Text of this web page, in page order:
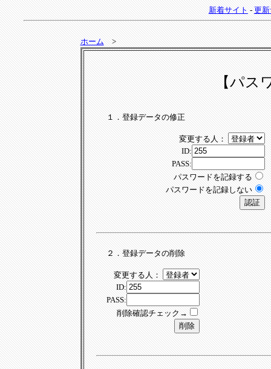
新着サイト-更
ホーム>
【パス
１．登録データの修正
変更する人：
ID:
PASS:
パスワードを記録する
パスワードを記録しない
２．登録データの削除
変更する人：
ID:
PASS:
削除確認チェック→